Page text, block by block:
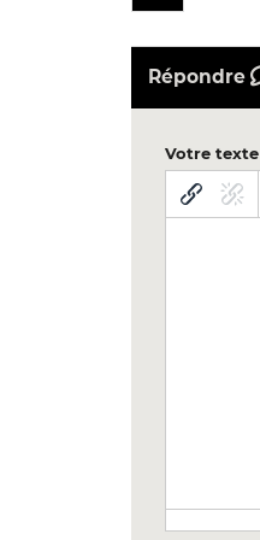
Répondre
Votre texte